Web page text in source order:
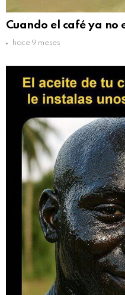
Cuando el café ya no
hace 9 meses